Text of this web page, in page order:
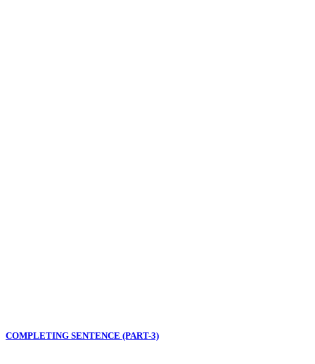
COMPLETING SENTENCE (PART-3)